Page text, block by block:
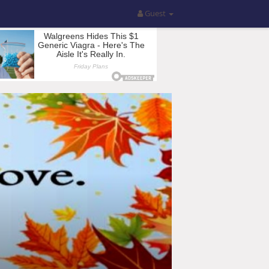
Guest